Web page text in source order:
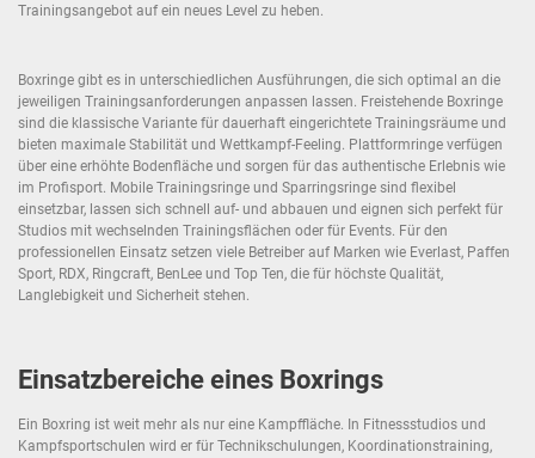
Trainingsangebot auf ein neues Level zu heben.
Boxringe gibt es in unterschiedlichen Ausführungen, die sich optimal an die
jeweiligen Trainingsanforderungen anpassen lassen. Freistehende Boxringe
sind die klassische Variante für dauerhaft eingerichtete Trainingsräume und
bieten maximale Stabilität und Wettkampf-Feeling. Plattformringe verfügen
über eine erhöhte Bodenfläche und sorgen für das authentische Erlebnis wie
im Profisport. Mobile Trainingsringe und Sparringsringe sind flexibel
einsetzbar, lassen sich schnell auf- und abbauen und eignen sich perfekt für
Studios mit wechselnden Trainingsflächen oder für Events. Für den
professionellen Einsatz setzen viele Betreiber auf Marken wie Everlast, Paffen
Sport, RDX, Ringcraft, BenLee und Top Ten, die für höchste Qualität,
Langlebigkeit und Sicherheit stehen.
Einsatzbereiche eines Boxrings
Ein Boxring ist weit mehr als nur eine Kampffläche. In Fitnessstudios und
Kampfsportschulen wird er für Technikschulungen, Koordinationstraining,